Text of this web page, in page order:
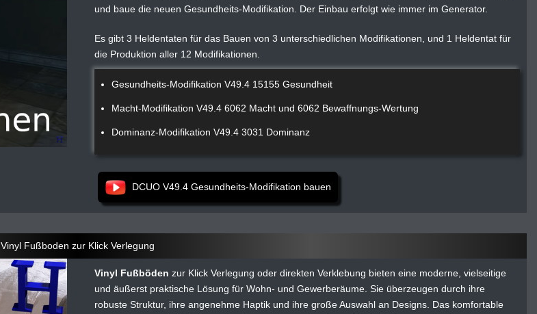
und baue die neuen Gesundheits-Modifikation. Der Einbau erfolgt wie immer im Generator.
Es gibt 3 Heldentaten für das Bauen von 3 unterschiedlichen Modifikationen, und 1 Heldentat für
die Produktion aller 12 Modifikationen.
Gesundheits-Modifikation V49.4 15155 Gesundheit
Macht-Modifikation V49.4 6062 Macht und 6062 Bewaffnungs-Wertung
Dominanz-Modifikation V49.4 3031 Dominanz
DCUO V49.4 Gesundheits-Modifikation bauen
Vinyl Fußboden zur Klick Verlegung
Vinyl Fußböden zur Klick Verlegung oder direkten Verklebung bieten eine moderne, vielseitige
und äußerst praktische Lösung für Wohn- und Gewerberäume. Sie überzeugen durch ihre
robuste Struktur, ihre angenehme Haptik und ihre große Auswahl an Designs. Das komfortable